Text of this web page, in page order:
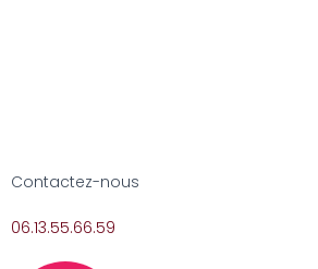
Contactez-nous
06.13.55.66.59